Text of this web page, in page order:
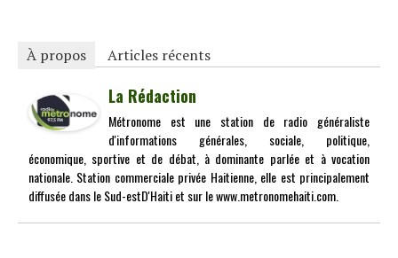
À propos Articles récents
La Rédaction
Métronome est une station de radio généraliste
d'informations générales, sociale, politique,
économique, sportive et de débat, à dominante parlée et à vocation
nationale. Station commerciale privée Haitienne, elle est principalement
diffusée dans le Sud-estD'Haiti et sur le www.metronomehaiti.com.